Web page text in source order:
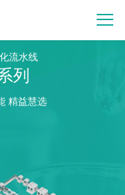
流水线
列
精益慧选